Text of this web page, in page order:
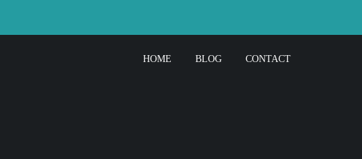
HOME BLOG CONTACT